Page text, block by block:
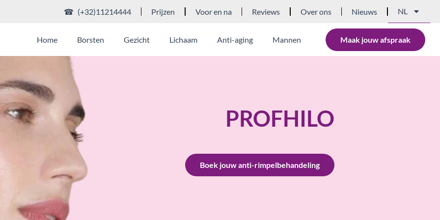
☎ (+32)11214444 Prijzen Voor en na Reviews Over ons Nieuws NL
Home Borsten Gezicht Lichaam Anti-aging Mannen Maak jouw afspraak
PROFHILO
Boek jouw anti-rimpelbehandeling